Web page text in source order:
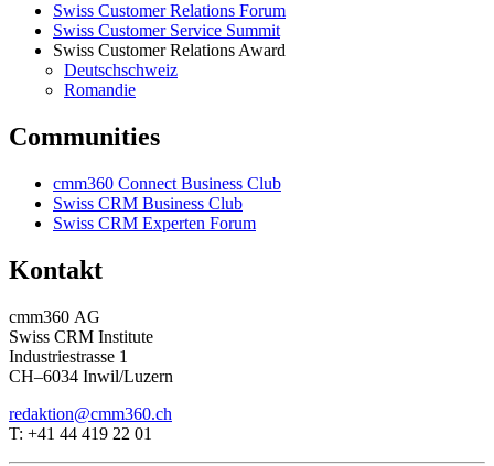
Swiss Customer Relations Forum
Swiss Customer Service Summit
Swiss Customer Relations Award
Deutschschweiz
Romandie
Communities
cmm360 Connect Business Club
Swiss CRM Business Club
Swiss CRM Experten Forum
Kontakt
cmm360 AG
Swiss CRM Institute
Industriestrasse 1
CH–6034 Inwil/Luzern
redaktion@cmm360.ch
T: +41 44 419 22 01